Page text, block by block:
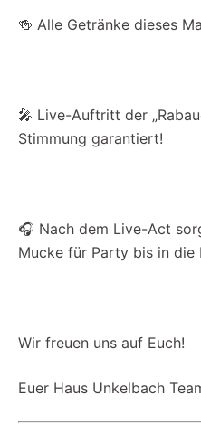
🍻 Alle Getränke dieses
🎤 Live-Auftritt der
Stimmung garantiert!
🎧 Nach dem Live-Act
Mucke für Party bis in die
Wir freuen uns auf Euch!
Euer Haus Unkelbach